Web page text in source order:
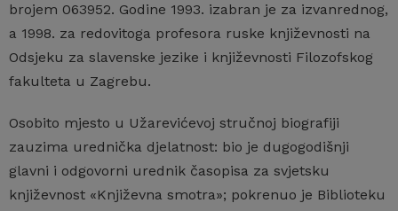
brojem 063952. Godine 1993. izabran je za izvanrednog,
a 1998. za redovitoga profesora ruske književnosti na
Odsjeku za slavenske jezike i književnosti Filozofskog
fakulteta u Zagrebu.
Osobito mjesto u Užarevićevoj stručnoj biografiji
zauzima urednička djelatnost: bio je dugogodišnji
glavni i odgovorni urednik časopisa za svjetsku
književnost «Književna smotra»; pokrenuo je Biblioteku